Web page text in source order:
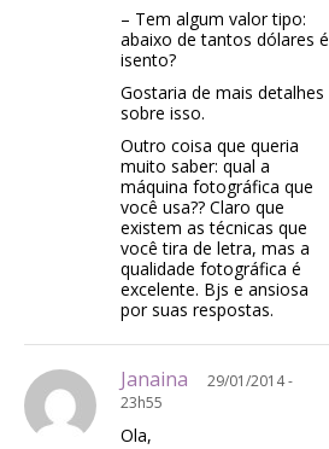
– Tem algum valor tipo:
abaixo de tantos dólares é
isento?
Gostaria de mais detalhes
sobre isso.
Outro coisa que queria
muito saber: qual a
máquina fotográfica que
você usa?? Claro que
existem as técnicas que
você tira de letra, mas a
qualidade fotográfica é
excelente. Bjs e ansiosa
por suas respostas.
Janaina
29/01/2014 -
23h55
Ola,